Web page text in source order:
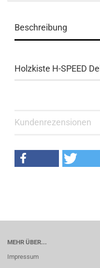
Beschreibung
Holzkiste H-SPEED
Kundenrezensionen
MEHR ÜBER...
Impressum